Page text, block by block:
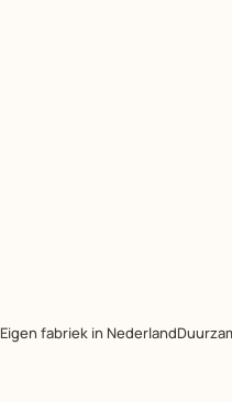
Eigen fabriek in Nederland